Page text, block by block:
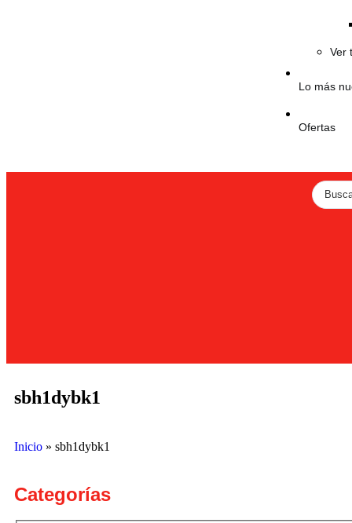
Ver
Lo más
Ofertas
sbh1dybk1
Inicio » sbh1dybk1
Categorías